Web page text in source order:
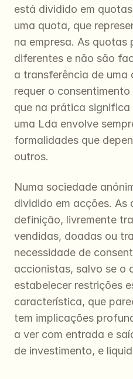
está dividido em
uma quota, que
na empresa. As quotas
diferentes e não são
a transferência de uma
requer o
que na prática
uma Lda envolve
formalidades que
outros.
Numa sociedade
dividido em acções. As
definição, livremente
vendidas, doadas ou
necessidade de
accionistas, salvo se o
estabelecer restrições
característica, que
tem implicações
a ver com entrada e
de investimento, e